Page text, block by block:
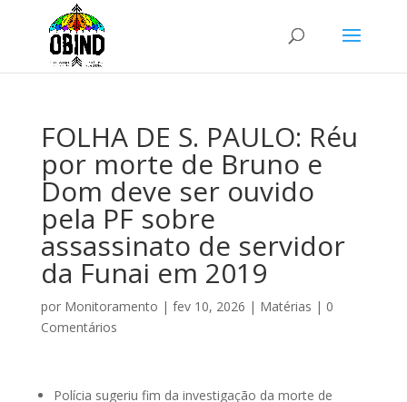
FOLHA DE S. PAULO: Réu
por morte de Bruno e
Dom deve ser ouvido
pela PF sobre
assassinato de servidor
da Funai em 2019
por Monitoramento | fev 10, 2026 | Matérias | 0
Comentários
Polícia sugeriu fim da investigação da morte de